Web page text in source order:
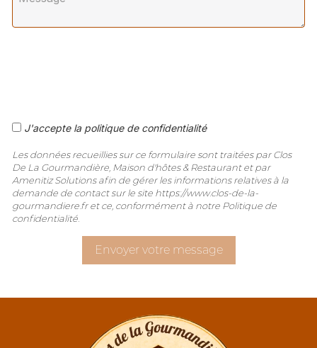
J'accepte la politique de confidentialité
Les données recueillies sur ce formulaire sont traitées par Clos
De La Gourmandière, Maison d'hôtes & Restaurant et par
Amenitiz Solutions afin de gérer les informations relatives à la
demande de contact sur le site https://www.clos-de-la-
gourmandiere.fr et ce, conformément à notre Politique de
confidentialité.